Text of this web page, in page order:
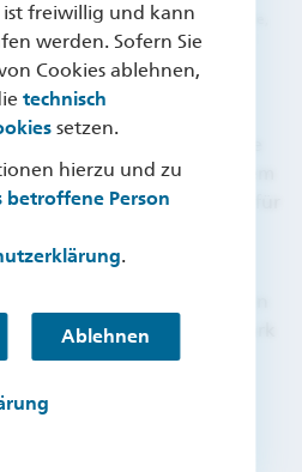
freiwillig und kann
werden. Sofern Sie
Cookies ablehnen,
technisch
setzen.
hierzu und zu
betroffene Person
.
Ablehnen
dazu. Ob Gebäck mit Vanille,
– die Auswahl an Rezepten ist
backen
– vor allem
Nelken stehen sinnbildlich für
aber durch den
wir ein einfaches und stark
für Sie parat –
gebacken gut schmeckt.
Grundrezept noch